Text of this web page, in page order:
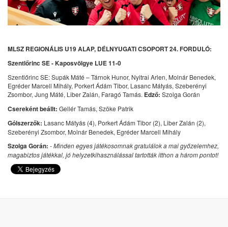
MLSZ REGIONÁLIS U19 ALAP, DÉLNYUGATI CSOPORT 24. FORDULÓ:
Szentlőrinc SE - Kaposvölgye LUE 11-0
Szentlőrinc SE: Supák Máté – Tárnok Hunor, Nyitrai Arlen, Molnár Benedek,
Egréder Marcell Mihály, Porkert Ádám Tibor, Lasanc Mátyás, Szeberényi
Zsombor, Jung Máté, Liber Zalán, Faragó Tamás. Edző: Szolga Gorán
Csereként beállt: Gellér Tamás, Szöke Patrik
Gólszerzők: Lasanc Mátyás (4), Porkert Ádám Tibor (2), Liber Zalán (2),
Szeberényi Zsombor, Molnár Benedek, Egréder Marcell Mihály
Szolga Gorán: - Minden egyes játékosomnak gratulálok a mai győzelemhez,
magabiztos játékkal, jó helyzetkihasználással tartották itthon a három pontot!